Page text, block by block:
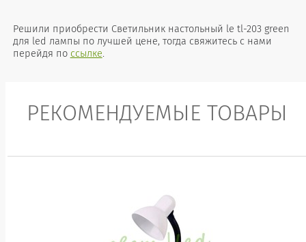
Решили приобрести Cветильник настольный le tl-203 green
для led лампы по лучшей цене, тогда свяжитесь с нами
перейдя по ссылке.
РЕКОМЕНДУЕМЫЕ ТОВАРЫ